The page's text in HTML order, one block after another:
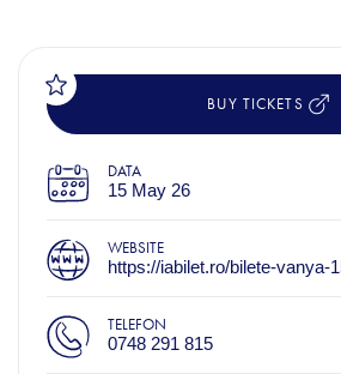
BUY TICKETS
DATA
15 May 26
WEBSITE
https://iabilet.ro/bilete-vanya-
TELEFON
0748 291 815